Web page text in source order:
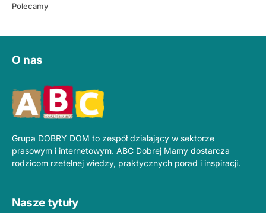
Polecamy
O nas
Grupa DOBRY DOM to zespół działający w sektorze
prasowym i internetowym. ABC Dobrej Mamy dostarcza
rodzicom rzetelnej wiedzy, praktycznych porad i inspiracji.
Nasze tytuły